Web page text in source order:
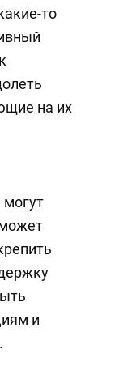
то
на их
и